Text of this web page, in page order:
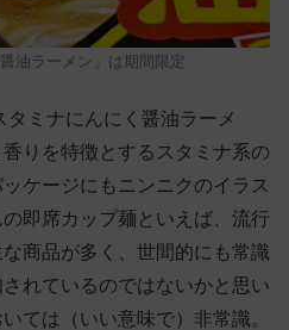
油ラーメン」は期間限定
ミナにんにく醤油ラーメ
りを特徴とするスタミナ系の
ケージにもニンニクのイラス
即席カップ麺といえば、流行
商品が多く、世間的にも常識
れているのではないかと思い
ては（いい意味で）非常識。